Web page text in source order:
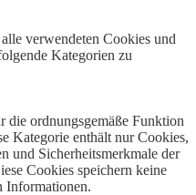
verwendeten Cookies und
Kategorien zu
ordnungsgemäße Funktion
Kategorie enthält nur Cookies,
und Sicherheitsmerkmale der
Cookies speichern keine
Informationen.